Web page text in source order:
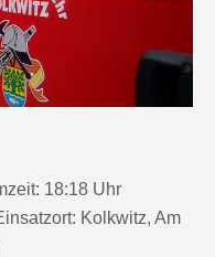
18:18 Uhr
Kolkwitz, Am